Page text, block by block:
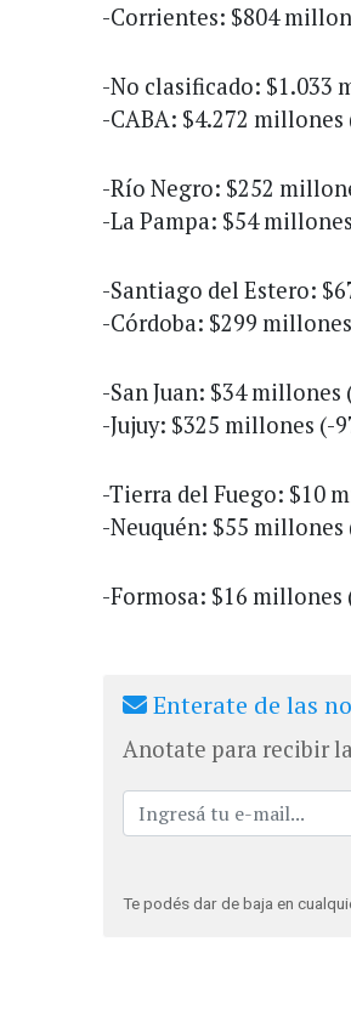
-Corrientes: $804
-No clasificado: $1.033
-CABA: $4.272 millones
-Río Negro: $252
-La Pampa: $54
-Santiago del Estero:
-Córdoba: $299
-San Juan: $34 millones
-Jujuy: $325 millones (-
-Tierra del Fuego: $10
-Neuquén: $55 millones
-Formosa: $16 millones
Enterate de las
Anotate para recibir
Te podés dar de baja en